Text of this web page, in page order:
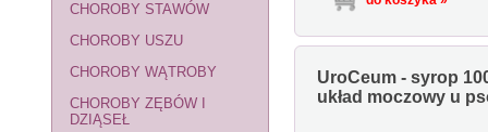
CHOROBY STAWÓW
CHOROBY USZU
CHOROBY WĄTROBY
CHOROBY ZĘBÓW I
DZIĄSEŁ
UroCeum - syrop
układ moczowy u